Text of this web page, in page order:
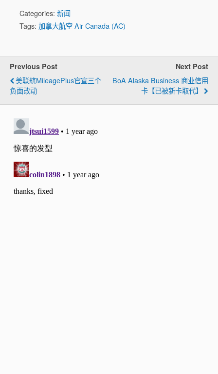
Categories: 新闻
Tags: 加拿大航空 Air Canada (AC)
Previous Post
美联航MileagePlus官宣三个
负面改动
Next Post
BoA Alaska Business 商业信用
卡【已被新卡取代】